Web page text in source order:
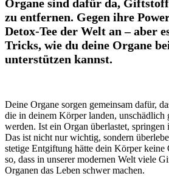
Organe sind dafür da,
zu entfernen. Gegen ihre
Detox-Tee der Welt an – aber
Tricks, wie du deine Organe
unterstützen kannst.
Deine Organe sorgen gemeinsam dafür,
die in deinem Körper landen, unschädlich
werden. Ist ein Organ überlastet, springen
Das ist nicht nur wichtig, sondern
stetige Entgiftung hätte dein Körper keine
so, dass in unserer modernen Welt viele
Organen das Leben schwer machen.